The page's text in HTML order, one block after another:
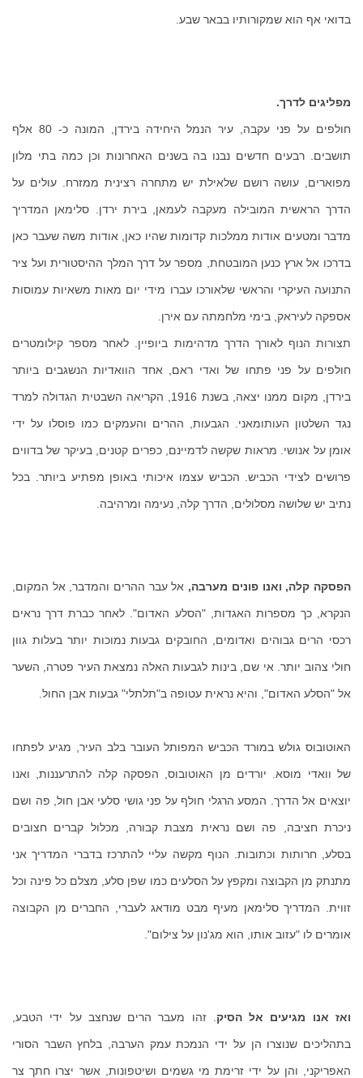
בדואי אף הוא שמקורותיו בבאר שבע.
מפליגים לדרך.
חולפים על פני עקבה, עיר הנמל היחידה בירדן, המונה כ- 80 אלף
תושבים. רבעים חדשים נבנו בה בשנים האחרונות וכן כמה בתי מלון
מפוארים, עושה רושם שלאילת יש מתחרה רצינית ממזרח. עולים על
הדרך הראשית המובילה מעקבה לעמאן, בירת ירדן. סלימאן המדריך
מדבר ומטעים אודות ממלכות קדומות שהיו כאן, אודות משה שעבר כאן
בדרכו אל ארץ כנען המובטחת, מספר על דרך המלך ההיסטורית ועל ציר
התנועה העיקרי והראשי שלאורכו עברו מידי יום מאות משאיות עמוסות
אספקה לעיראק, בימי מלחמתה עם אירן.
תצורות הנוף לאורך הדרך מדהימות ביופיין. לאחר מספר קילומטרים
חולפים על פני פתחו של ואדי ראם, אחד הוואדיות הנשגבים ביותר
בירדן, מקום ממנו יצאה, בשנת 1916, הקריאה השבטית הגדולה למרד
נגד השלטון העותומאני. הגבעות, ההרים והעמקים כמו פוסלו על ידי
אומן על אנושי. מראות שקשה לדמיינם, כפרים קטנים, בעיקר של בדווים
פרושים לצידי הכביש. הכביש עצמו איכותי באופן מפתיע ביותר. בכל
נתיב יש שלושה מסלולים, הדרך קלה, נעימה ומרהיבה.
הפסקה קלה, ואנו פונים מערבה, אל עבר ההרים והמדבר, אל המקום,
הנקרא, כך מספרות האגדות, "הסלע האדום". לאחר כברת דרך נראים
רכסי הרים גבוהים ואדומים, החובקים גבעות נמוכות יותר בעלות גוון
חולי צהוב יותר. אי שם, בינות לגבעות האלה נמצאת העיר פטרה, השער
אל "הסלע האדום", והיא נראית עטופה ב"תלתלי" גבעות אבן החול.
האוטובוס גולש במורד הכביש המפותל העובר בלב העיר, מגיע לפתחו
של וואדי מוסא. יורדים מן האוטובוס, הפסקה קלה להתרעננות, ואנו
יוצאים אל הדרך. המסע הרגלי חולף על פני גושי סלעי אבן חול, פה ושם
ניכרת חציבה, פה ושם נראית מצבת קבורה, מכלול קברים חצובים
בסלע, חרותות וכתובות. הנוף מקשה עליי להתרכז בדברי המדריך אני
מתנתק מן הקבוצה ומקפץ על הסלעים כמו שפן סלע, מצלם כל פינה וכל
זווית. המדריך סלימאן מעיף מבט מודאג לעברי, החברים מן הקבוצה
אומרים לו "עזוב אותו, הוא מג'נון על צילום".
ואז אנו מגיעים אל הסיק . זהו מעבר הרים שנחצב על ידי הטבע,
בתהליכים שנוצרו הן על ידי הנמכת עמק הערבה, בלחץ השבר הסורי
האפריקני, והן על ידי זרימת מי גשמים ושיטפונות, אשר יצרו חתך צר